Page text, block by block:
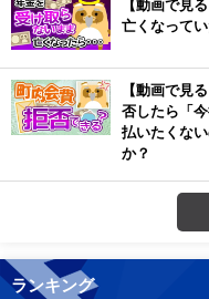
【動画で見
亡くなって
【動画で見
否したら「
払いたくな
か？
ランキング